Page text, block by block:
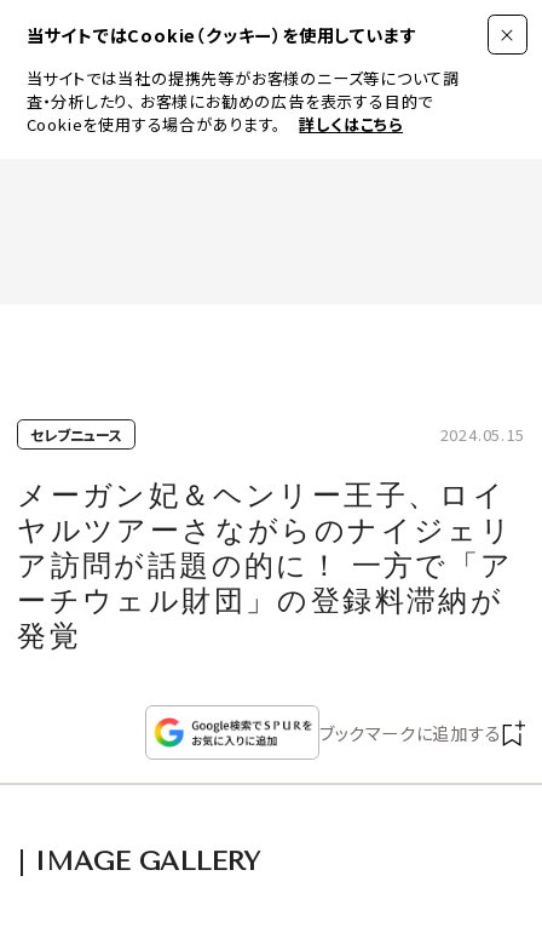
当サイトではCookie（クッキー）を使用しています
当サイトでは当社の提携先等がお客様のニーズ等について調
査・分析したり、 お客様にお勧めの広告を表示する目的で
Cookieを使用する場合があります。
詳しくはこちら
JEWELRY & WATCH
LIFESTYLE
CULTURE
CELEBRITY
COLLECTION
FORTUNE
セレブニュース 2024.05.15
メーガン妃＆ヘンリー王子、ロイ
ヤルツアーさながらのナイジェリ
ア訪問が話題の的に！ 一方で「ア
ーチウェル財団」の登録料滞納が
発覚
ブックマークに追加する
IMAGE GALLERY